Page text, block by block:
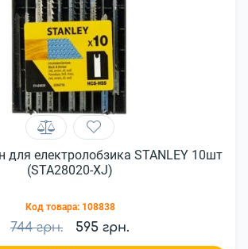
для електролобзика STANLEY 10шт
(STA28020-XJ)
Код товара: 108838
744 грн. 595 грн.